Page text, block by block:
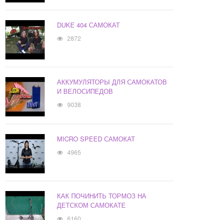
DUKE 404 САМОКАТ
2872
АККУМУЛЯТОРЫ ДЛЯ САМОКАТОВ
И ВЕЛОСИПЕДОВ
9038
MICRO SPEED САМОКАТ
4965
КАК ПОЧИНИТЬ ТОРМОЗ НА
ДЕТСКОМ САМОКАТЕ